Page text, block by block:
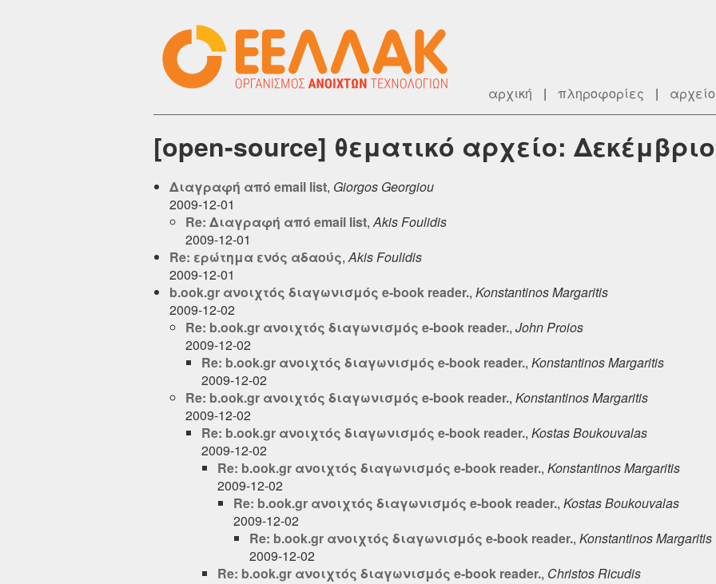
αρχική | πληροφορίες | αρχείο
[open-source] θεματικό αρχείο:
Διαγραφή από email list, Giorgos Georgiou
2009-12-01
Re: Διαγραφή από email list,Akis Foulidis
2009-12-01
Re: ερώτημα ενός αδαούς,Akis Foulidis
2009-12-01
b.ook.gr ανοιχτός διαγωνισμός e-book reader., Konstantinos Margaritis
2009-12-02
Re: b.ook.gr ανοιχτός διαγωνισμός e-book reader., John Proios
2009-12-02
Re: b.ook.gr ανοιχτός διαγωνισμός e-book reader., Konstantinos Margaritis
2009-12-02
Re: b.ook.gr ανοιχτός διαγωνισμός e-book reader., Konstantinos Margaritis
2009-12-02
Re: b.ook.gr ανοιχτός διαγωνισμός e-book reader., Kostas Boukouvalas
2009-12-02
Re: b.ook.gr ανοιχτός διαγωνισμός e-book reader., Konstantinos Margaritis
2009-12-02
Re: b.ook.gr ανοιχτός διαγωνισμός e-book reader., Kostas Boukouvalas
2009-12-02
Re: b.ook.gr ανοιχτός διαγωνισμός e-book reader., Konstantinos Margaritis
2009-12-02
Re: b.ook.gr ανοιχτός διαγωνισμός e-book reader., Christos Ricudis